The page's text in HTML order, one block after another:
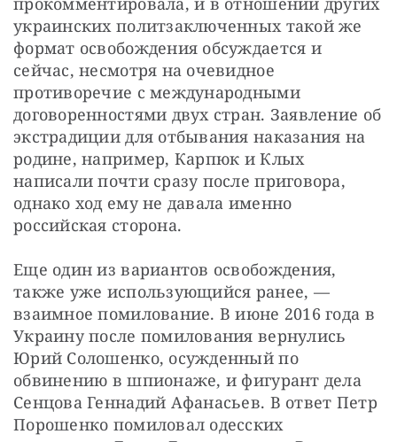
украинских политзаключенных такой же
формат освобождения обсуждается и
сейчас, несмотря на очевидное
противоречие с международными
договоренностями двух стран. Заявление об
экстрадиции для отбывания наказания на
родине, например, Карпюк и Клых
написали почти сразу после приговора,
однако ход ему не давала именно
российская сторона.
Еще один из вариантов освобождения,
также уже использующийся ранее, —
взаимное помилование. В июне 2016 года в
Украину после помилования вернулись
Юрий Солошенко, осужденный по
обвинению в шпионаже, и фигурант дела
Сенцова Геннадий Афанасьев. В ответ Петр
Порошенко помиловал одесских